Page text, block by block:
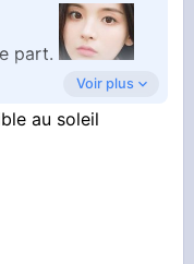
part.
hypothèse ?
Voir plus
au soleil